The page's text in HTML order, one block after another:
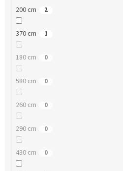
200 cm 2
370 cm 1
180 cm 0
580 cm 0
260 cm 0
290 cm 0
430 cm 0